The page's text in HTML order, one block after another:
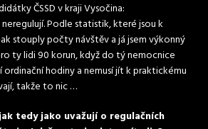
ČSSD v kraji Vysočina:
Podle statistik, které jsou k
stouply počty návštěv a já jsem výkonný
ty lidi 90 korun, když do tý nemocnice
hodiny a nemusí jít k praktickému
takže to nic …
tedy jako uvažují o regulačních